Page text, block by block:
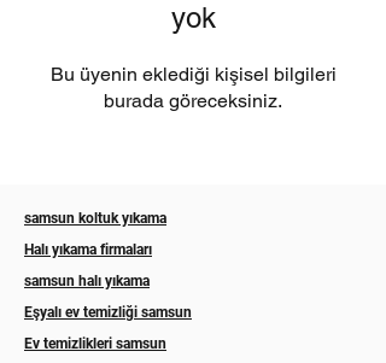
yok
Bu üyenin eklediği kişisel bilgileri
burada göreceksiniz.
samsun koltuk yıkama
Halı yıkama firmaları
samsun halı yıkama
Eşyalı ev temizliği samsun
Ev temizlikleri samsun